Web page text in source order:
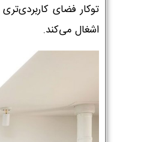
توکار فضای
اشغال می‌کند.